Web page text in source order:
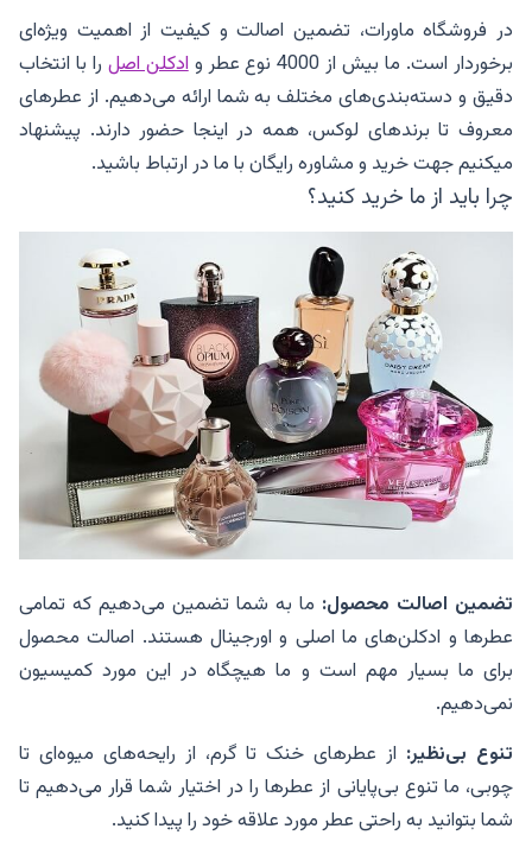
در فروشگاه ماورات، تضمین اصالت و کیفیت از اهمیت ویژه‌ای
برخوردار است. ما بیش از 4000 نوع عطر و
ادکلن اصل را با انتخاب
دقیق و دسته‌بندی‌های مختلف به شما ارائه می‌دهیم. از عطرهای
معروف تا برندهای لوکس، همه در اینجا حضور دارند. پیشنهاد
میکنیم جهت خرید و مشاوره رایگان با ما در ارتباط باشید.
چرا باید از ما خرید کنید؟
تضمین اصالت محصول: ما به شما تضمین می‌دهیم که تمامی
عطرها و ادکلن‌های ما اصلی و اورجینال هستند. اصالت محصول
برای ما بسیار مهم است و ما هیچگاه در این مورد کمیسیون
نمی‌دهیم.
تنوع بی‌نظیر: از عطرهای خنک تا گرم، از رایحه‌های میوه‌ای تا
چوبی، ما تنوع بی‌پایانی از عطرها را در اختیار شما قرار می‌دهیم تا
شما بتوانید به راحتی عطر مورد علاقه خود را پیدا کنید.